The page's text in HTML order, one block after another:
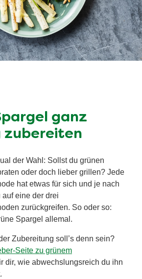
ganz
der Wahl: Sollst du grünen
oder doch lieber grillen? Jede
hat etwas für sich und je nach
auf eine der drei
zurückgreifen. So oder so:
Spargel allemal.
Zubereitung soll’s denn sein?
Seite zu grünem
dir, wie abwechslungsreich du ihn